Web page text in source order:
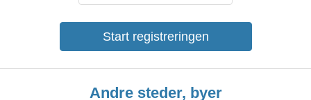
Start registreringen
Andre steder, byer